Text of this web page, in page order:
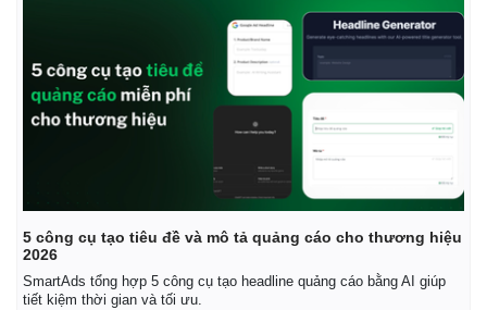
5 công cụ tạo tiêu đề và mô tả quảng cáo cho thương hiệu
2026
SmartAds tổng hợp 5 công cụ tạo headline quảng cáo bằng AI giúp
tiết kiệm thời gian và tối ưu.